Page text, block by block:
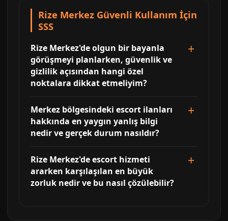
Rize Merkez Güvenli Kullanım İçin
SSS
Rize Merkez'de olgun bir bayanla
görüşmeyi planlarken, güvenlik ve
gizlilik açısından hangi özel
noktalara dikkat etmeliyim?
Merkez bölgesindeki escort ilanları
hakkında en yaygın yanlış bilgi
nedir ve gerçek durum nasıldır?
Rize Merkez'de escort hizmeti
ararken karşılaşılan en büyük
zorluk nedir ve bu nasıl çözülebilir?